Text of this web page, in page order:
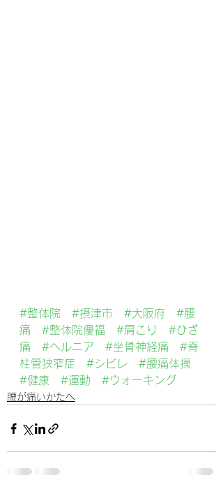
#整体院 #摂津市 #大阪府
#腰
痛
#整体院優福 #肩こり
#ひざ
痛
#ヘルニア #坐骨神経痛
#脊
柱管狭窄症
#シビレ
#腰痛体操
#健康
#運動 #ウォーキング
腰が痛いかたへ